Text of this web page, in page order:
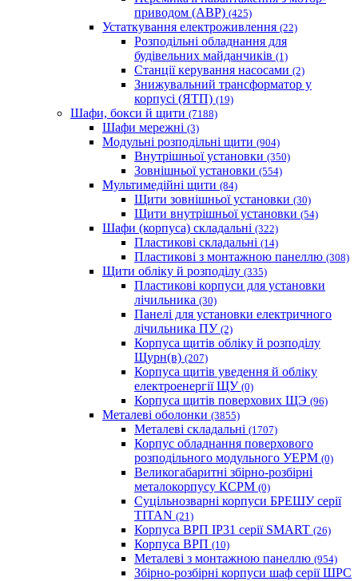
приводом (АВР) (425)
Устаткування електроживлення (22)
Розподільні обладнання для
будівельних майданчиків (1)
Станції керування насосами (2)
Знижувальний трансформатор у
корпусі (ЯТП) (19)
Шафи, бокси й щити (7188)
Шафи мережні (3)
Модульні розподільні щити (904)
Внутрішньої установки (350)
Зовнішньої установки (554)
Мультимедійні щити (84)
Щити зовнішньої установки (30)
Щити внутрішньої установки (54)
Шафи (корпуса) складальні (322)
Пластикові складальні (14)
Пластикові з монтажною панеллю (308)
Щити обліку й розподілу (335)
Пластикові корпуси для установки
лічильника (30)
Панелі для установки електричного
лічильника ПУ (2)
Корпуса щитів обліку й розподілу
Щурн(в) (207)
Корпуса щитів уведення й обліку
електроенергії ЩУ (0)
Корпуса щитів поверхових ЩЭ (96)
Металеві оболонки (3855)
Металеві складальні (1707)
Корпус обладнання поверхового
розподільного модульного УЕРМ (0)
Великогабаритні збірно-розбірні
металокорпусу КСРМ (0)
Суцільнозварні корпуси БРЕШУ серії
TITAN (21)
Корпуса ВРП IP31 серії SMART (26)
Корпуса ВРП (10)
Металеві з монтажною панеллю (954)
Збірно-розбірні корпуси шаф серії ШРС